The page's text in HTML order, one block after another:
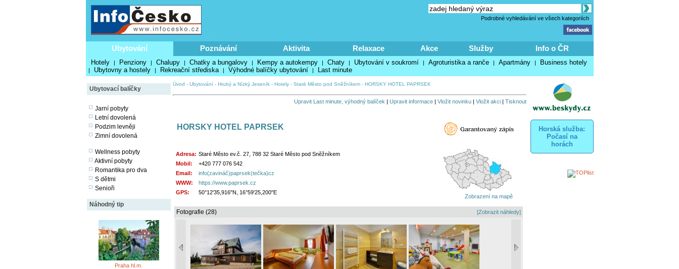
Podrobné vyhledávání ve všech kategoriích
Ubytování Poznávání Aktivita Relaxace Akce Služby Info o ČR
Hotely | Penziony | Chalupy | Chatky a bungalovy | Kempy a autokempy | Chaty | Ubytování v soukromí | Agroturistika a ranče | Apartmány | Business hotely
| Ubytovny a hostely | Rekreační střediska | Výhodné balíčky ubytování | Last minute
Ubytovací balíčky
Jarní pobyty
Letní dovolená
Podzim levněji
Zimní dovolená
Wellness pobyty
Aktivní pobyty
Romantika pro dva
S dětmi
Senioři
Náhodný tip
Praha hl.m.
Úvod - Ubytování- Hrubý a Nízký Jeseník- Hotely- Staré Město pod Sněžníkem- HORSKY HOTEL PAPRSEK
Upravit Last minute, výhodný balíček | Upravit informace| Vložit novinku| Vložit akci| Tisknout
HORSKY HOTEL PAPRSEK
Adresa: Staré Město ev.č. 27, 788 32 Staré Město pod Sněžníkem
Mobil:
+420 777 076 542
Email:
info(zavináč)paprsek(tečka)cz
WWW:
https://www.paprsek.cz
GPS:
50°12'35,916"N, 16°59'25,200"E
Zobrazení na mapě
Fotografie (28) [Zobrazit náhledy]
Horská služba:
Počasí na
horách